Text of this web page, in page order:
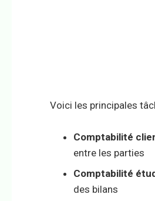
Voici les principales
Comptabilité
entre les parties
Comptabilité
des bilans